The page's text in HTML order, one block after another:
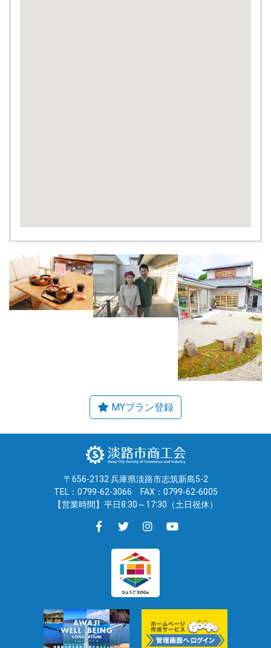
〒656-2132 兵庫県淡路市志筑新島5-2
TEL：0799-62-3066
FAX：0799-62-6005
【営業時間】平日8:30～17:30（土日祝休）